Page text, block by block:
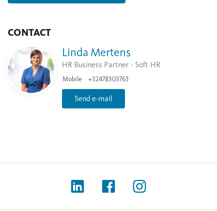
CONTACT
Linda Mertens
HR Business Partner - Soft HR
Mobile +32478303763
Send e-mail